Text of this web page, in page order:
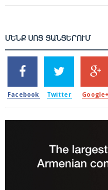
ՄԵՆՔ ՍՈՑ ՑԱՆՑԵՐՈՒՄ
2k
SHARES
Facebook
1.5k
TWEETS
Twitter
203
SHARES
Google+